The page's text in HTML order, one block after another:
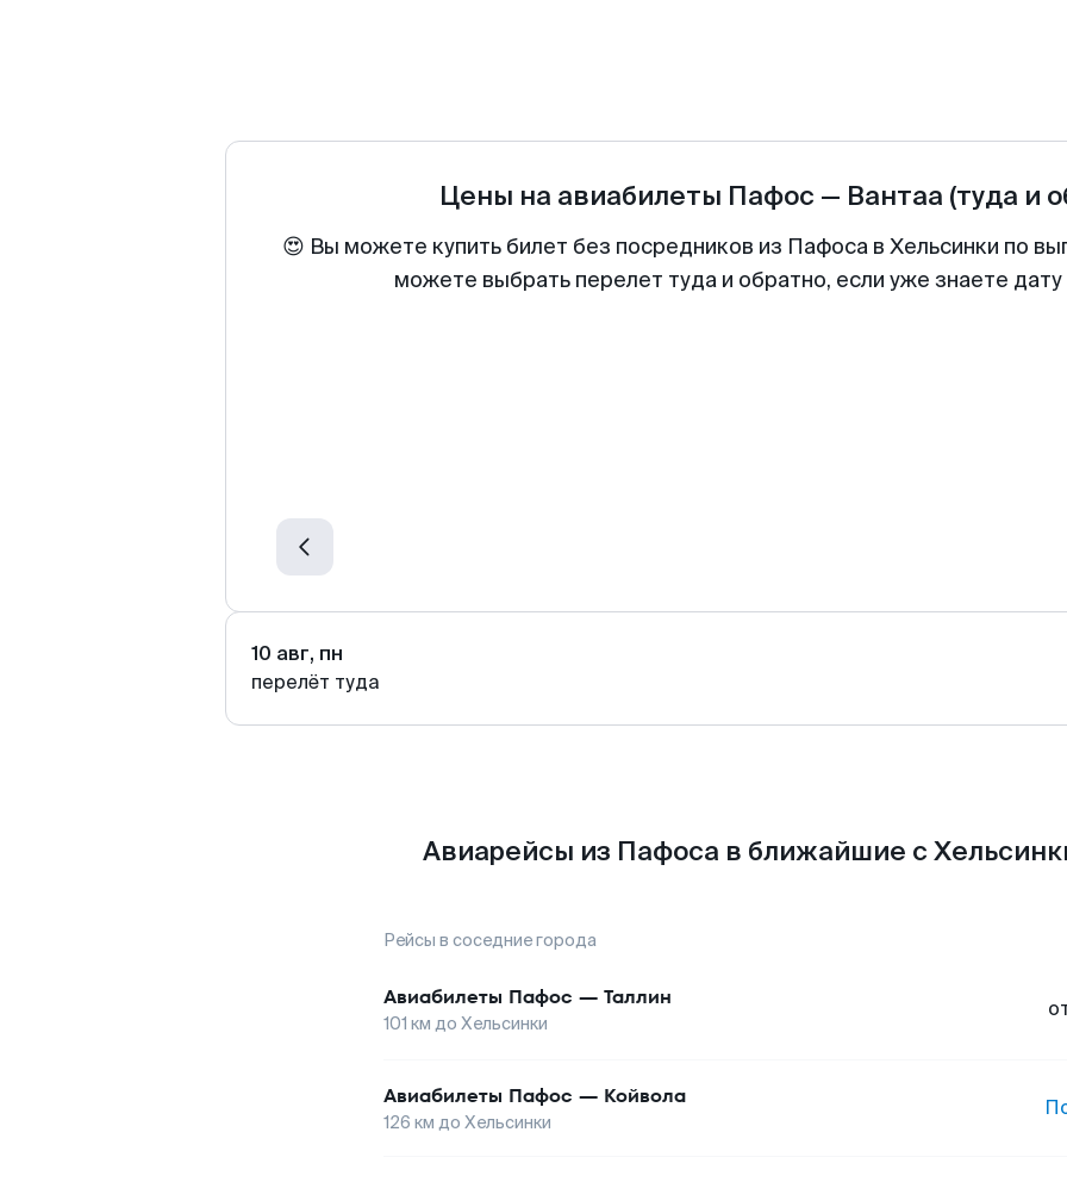
Цены на авиабилеты Пафос — Вантаа (туда и
😍 Вы можете купить билет без посредников из Пафоса в Хельсинки по
можете выбрать перелет туда и обратно, если уже знаете
10 авг, пн
перелёт туда
Авиарейсы из Пафоса в ближайшие с
Рейсы в соседние города
Авиабилеты Пафос — Таллин
101 км до Хельсинки
Авиабилеты Пафос — Койвола
126 км до Хельсинки